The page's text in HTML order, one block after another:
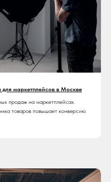
маркетплейсов в Москве
продаж на маркетплейсах.
товаров повышает конверсию